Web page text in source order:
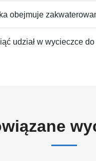
obejmuje
udział w wycieczce